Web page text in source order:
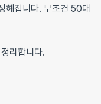
해집니다. 무조건 50대
리합니다.